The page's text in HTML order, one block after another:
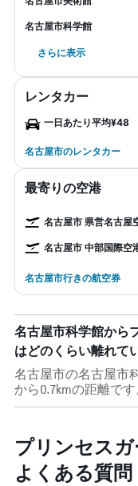
名古屋市科学館
さらに表示
レンタカー
一日あたり平均¥48
名古屋市のレンタカー
最寄りの空港
名古屋市 県営名古屋
名古屋市 中部国際空
名古屋市行きの航空券
名古屋市科学館から
はどのくらい離れて
名古屋市の名古屋市
から0.7kmの距離です
プリンセス
よくある質問